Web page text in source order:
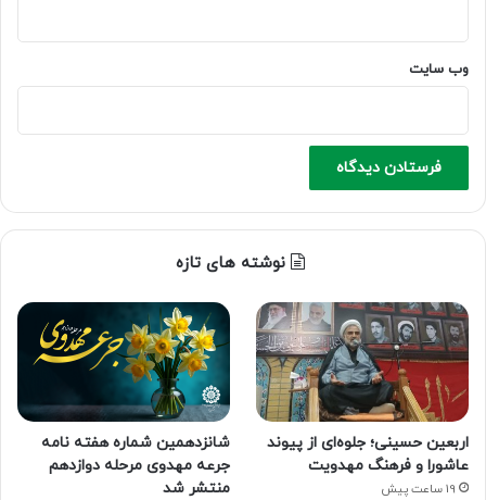
وب‌ سایت
نوشته های تازه
اربعین حسینی؛ جلوه‌ای از پیوند
عاشورا و فرهنگ مهدویت
19 ساعت پیش
شانزدهمین شماره هفته‌ نامه
جرعه مهدوی مرحله دوازدهم
منتشر شد